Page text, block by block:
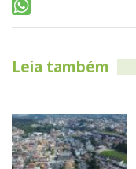
Leia também